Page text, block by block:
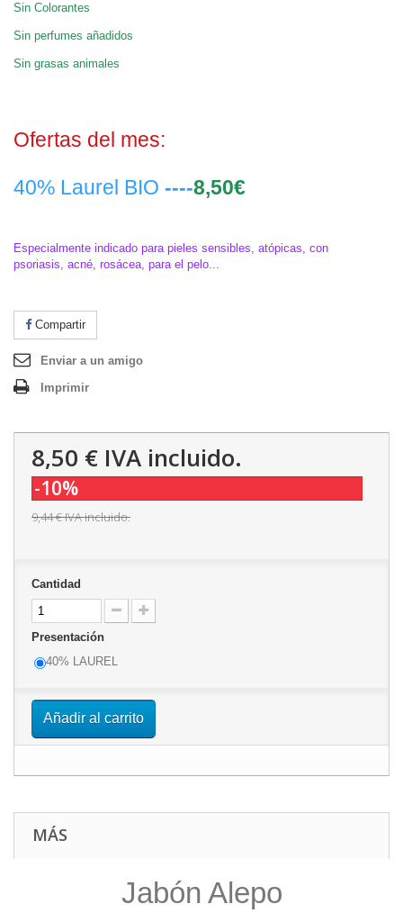
Sin Colorantes
Sin perfumes añadidos
Sin grasas animales
Ofertas del mes:
40% Laurel BIO ----8,50€
Especialmente indicado para pieles sensibles, atópicas, con
psoriasis, acné, rosácea, para el pelo...
Compartir
Enviar a un amigo
Imprimir
8,50 € IVA incluido.
-10%
9,44 €IVA incluido.
Cantidad
Presentación
40% LAUREL
Añadir al carrito
MÁS
Jabón Alepo